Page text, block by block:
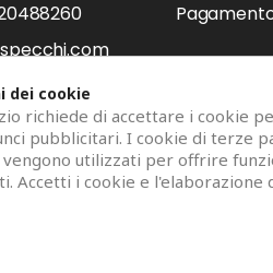
© 2026 Centro Specchi. Mestre
dei cookie
richiede di accettare i cookie
pubblicitari. I cookie di terze
utilizzati per offrire
Accetti i cookie e l'elaborazione